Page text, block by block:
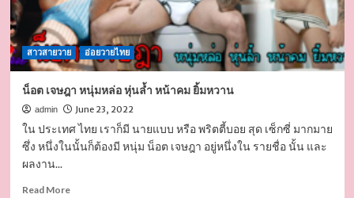
สาวสายวาย อ่อยวายไทย
น็อต เจษฎา หนุ่มหล่อ หุ่นล้ำ หน้าคม ยิ้มหวาน
admin June 23, 2022
ใน ประเทศ ไทย เราก็มี นายแบบ หรือ พริตตี้บอย สุด เซ็กซี่ มากมาย
ซึ่ง หนึ่งในนั้นก็ต้องมี หนุ่ม น็อต เจษฎา อยู่หนึ่งใน รายชื่อ นั้น และ
ผลงาน...
Read MoreRead